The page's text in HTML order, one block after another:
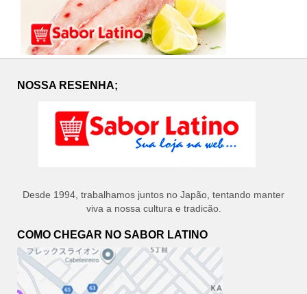
NOSSA RESENHA;
Desde 1994, trabalhamos juntos no Japão, tentando manter
viva a nossa cultura e tradicão.
COMO CHEGAR NO SABOR LATINO